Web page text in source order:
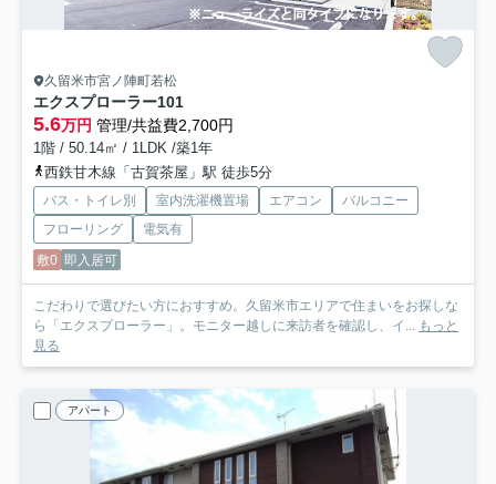
久留米市宮ノ陣町若松
エクスプローラー101
5.6万円 管理/共益費2,700円
1階 / 50.14㎡ / 1LDK /築1年
西鉄甘木線「古賀茶屋」駅 徒歩5分
バス・トイレ別 室内洗濯機置場 エアコン
バルコニー
フローリング
電気有
敷0 即入居可
こだわりで選びたい方におすすめ。久留米市エリアで住まいをお探しな
ら「エクスプローラー」。モニター越しに来訪者を確認し、イ... もっと
見る
アパート